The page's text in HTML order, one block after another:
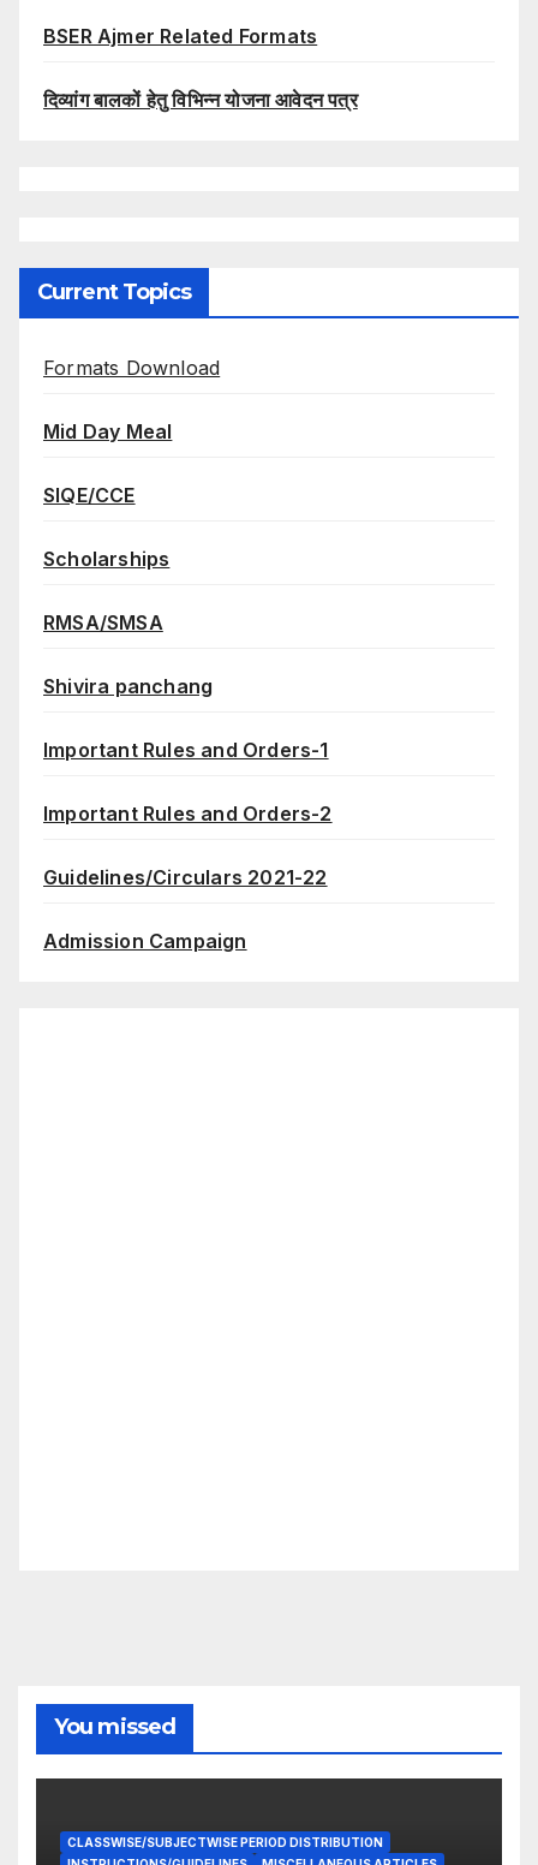
BSER Ajmer Related Formats
दिव्यांग बालकों हेतु विभिन्न योजना आवेदन पत्र
Current Topics
Formats Download
Mid Day Meal
SIQE/CCE
Scholarships
RMSA/SMSA
Shivira panchang
Important Rules and Orders-1
Important Rules and Orders-2
Guidelines/Circulars 2021-22
Admission Campaign
You missed
CLASSWISE/SUBJECTWISE PERIOD DISTRIBUTION